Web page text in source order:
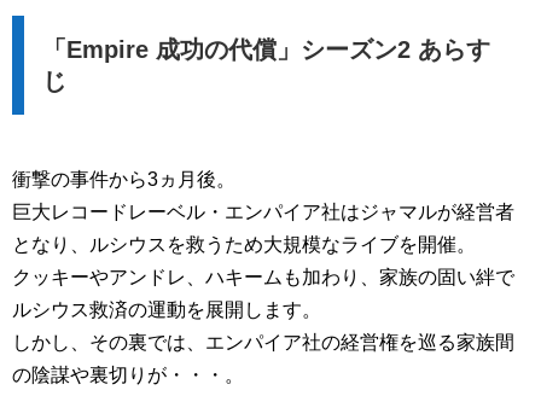
「Empire 成功の代償」シーズン2 あらす
じ
衝撃の事件から3ヵ月後。
巨大レコードレーベル・エンパイア社はジャマルが経営者
となり、ルシウスを救うため大規模なライブを開催。
クッキーやアンドレ、ハキームも加わり、家族の固い絆で
ルシウス救済の運動を展開します。
しかし、その裏では、エンパイア社の経営権を巡る家族間
の陰謀や裏切りが・・・。